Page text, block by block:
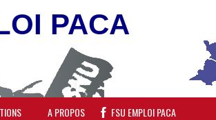
PACA
A PROPOS FSU EMPLOI PACA